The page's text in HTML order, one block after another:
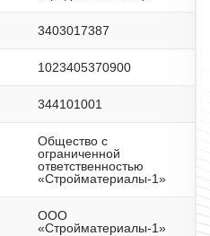
3403017387
1023405370900
344101001
Общество с
ограниченной
ответственностью
«Стройматериалы-1»
ООО
«Стройматериалы-1»